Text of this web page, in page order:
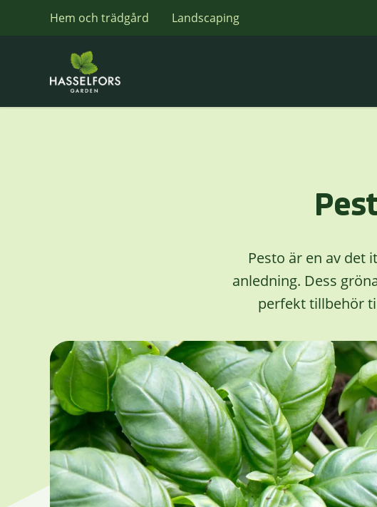
Hem och trädgård Landscaping
Pesto är en av det
anledning. Dess
perfekt tillbehör